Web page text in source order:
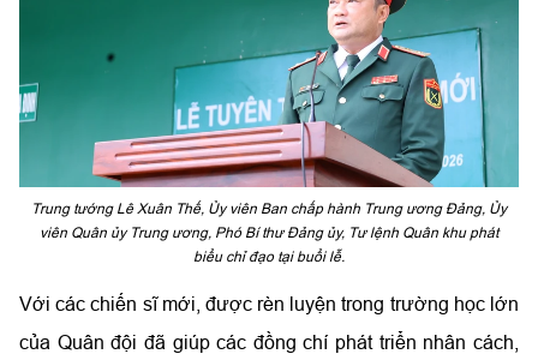
Trung tướng Lê Xuân Thế, Ủy viên Ban chấp hành Trung ương Đảng, Ủy
viên Quân ủy Trung ương, Phó Bí thư Đảng ủy, Tư lệnh Quân khu phát
biểu chỉ đạo tại buổi lễ.
Với các chiến sĩ mới, được rèn luyện trong trường học lớn
của Quân đội đã giúp các đồng chí phát triển nhân cách,